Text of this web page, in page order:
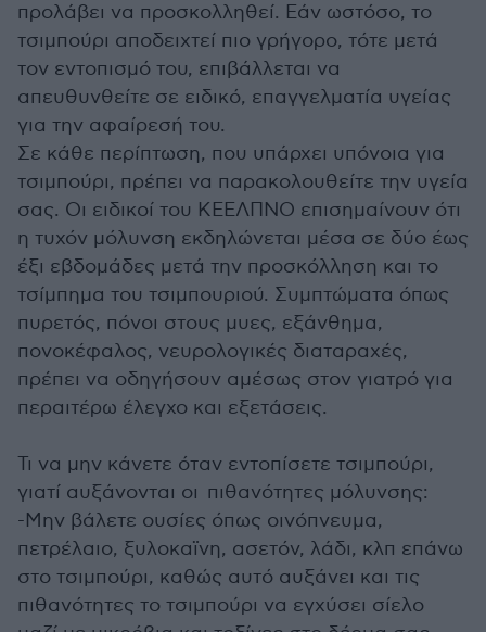
προλάβει να προσκολληθεί. Εάν ωστόσο, το
τσιμπούρι αποδειχτεί πιο γρήγορο, τότε μετά
τον εντοπισμό του, επιβάλλεται να
απευθυνθείτε σε ειδικό, επαγγελματία υγείας
για την αφαίρεσή του.
Σε κάθε περίπτωση, που υπάρχει υπόνοια για
τσιμπούρι, πρέπει να παρακολουθείτε την υγεία
σας. Οι ειδικοί του ΚΕΕΛΠΝΟ επισημαίνουν ότι
η τυχόν μόλυνση εκδηλώνεται μέσα σε δύο έως
έξι εβδομάδες μετά την προσκόλληση και το
τσίμπημα του τσιμπουριού. Συμπτώματα όπως
πυρετός, πόνοι στους μυες, εξάνθημα,
πονοκέφαλος, νευρολογικές διαταραχές,
πρέπει να οδηγήσουν αμέσως στον γιατρό για
περαιτέρω έλεγχο και εξετάσεις.
Τι να μην κάνετε όταν εντοπίσετε τσιμπούρι,
γιατί αυξάνονται οι πιθανότητες μόλυνσης:
-Μην βάλετε ουσίες όπως οινόπνευμα,
πετρέλαιο, ξυλοκαϊνη, ασετόν, λάδι, κλπ επάνω
στο τσιμπούρι, καθώς αυτό αυξάνει και τις
πιθανότητες το τσιμπούρι να εγχύσει σίελο